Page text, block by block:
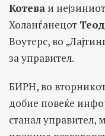
Котева и
Холанѓанецот
Воутерс, во
за управител.
БИРН, во
добие повеќе
станал управител,